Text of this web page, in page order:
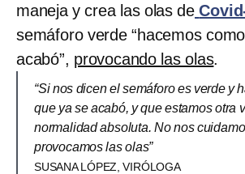
maneja y crea las olas de
semáforo verde “hacemos
acabó”, provocando las olas.
“Si nos dicen el semáforo es verde y
que ya se acabó, y que estamos otra
normalidad absoluta. No nos
provocamos las olas”
SUSANA LÓPEZ, VIRÓLOGA